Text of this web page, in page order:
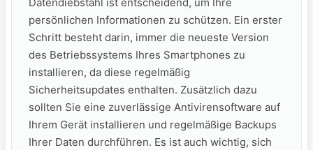
persönlichen Informationen zu schützen. Ein erster
Schritt besteht darin, immer die neueste Version
des Betriebssystems Ihres Smartphones zu
installieren, da diese regelmäßig
Sicherheitsupdates enthalten. Zusätzlich dazu
sollten Sie eine zuverlässige Antivirensoftware auf
Ihrem Gerät installieren und regelmäßige Backups
Ihrer Daten durchführen. Es ist auch wichtig, sich